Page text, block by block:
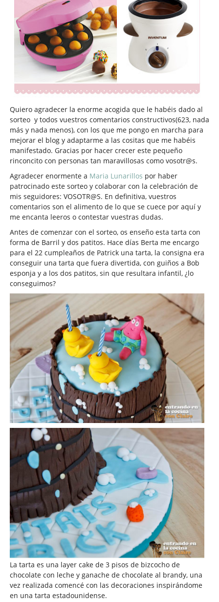
Quiero agradecer la enorme acogida que le habéis dado al
sorteo y todos vuestros comentarios constructivos(623, nada
más y nada menos), con los que me pongo en marcha para
mejorar el blog y adaptarme a las cositas que me habéis
manifestado. Gracias por hacer crecer este pequeño
rinconcito con personas tan maravillosas como vosotr@s.
Agradecer enormente a Maria Lunarillos por haber
patrocinado este sorteo y colaborar con la celebración de
mis seguidores: VOSOTR@S. En definitiva, vuestros
comentarios son el alimento de lo que se cuece por aquí y
me encanta leeros o contestar vuestras dudas.
Antes de comenzar con el sorteo, os enseño esta tarta con
forma de Barril y dos patitos. Hace días Berta me encargo
para el 22 cumpleaños de Patrick una tarta, la consigna era
conseguir una tarta que fuera divertida, con guiños a Bob
esponja y a los dos patitos, sin que resultara infantil, ¿lo
conseguimos?
La tarta es una layer cake de 3 pisos de bizcocho de
chocolate con leche y ganache de chocolate al brandy, una
vez realizada comencé con las decoraciones inspirándome
en una tarta estadounidense.